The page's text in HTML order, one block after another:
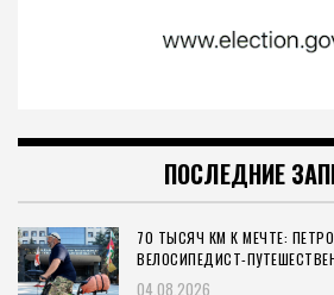
ПОСЛЕДНИЕ
70 ТЫСЯЧ КМ К МЕЧТЕ:
ВЕЛОСИПЕДИСТ-
04.08.2026